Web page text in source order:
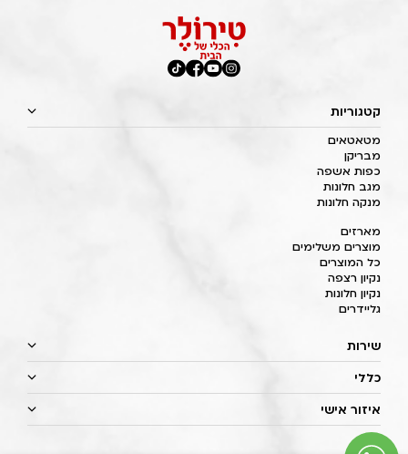
קטגוריות
מטאטאים
מבריקן
כפות אשפה
מגב חלונות
מנקה חלונות
מארזים
מוצרים משלימים
כל המוצרים
נקיון רצפה
נקיון חלונות
גליידרים
שירות
כללי
איזור אישי